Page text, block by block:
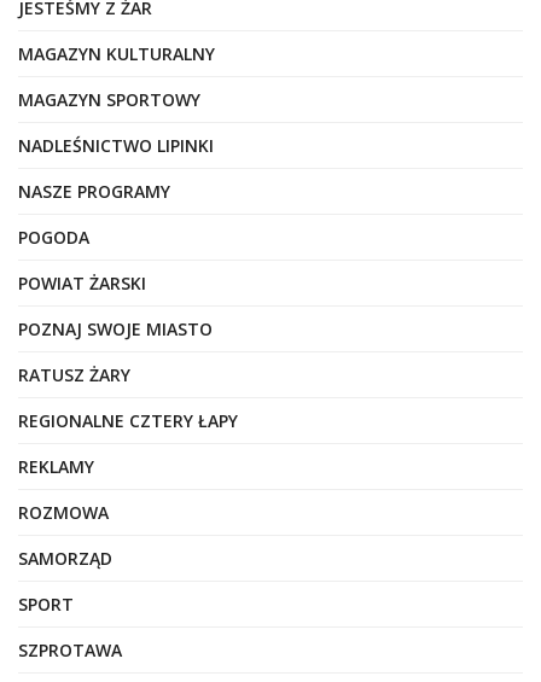
JESTEŚMY Z ŻAR
MAGAZYN KULTURALNY
MAGAZYN SPORTOWY
NADLEŚNICTWO LIPINKI
NASZE PROGRAMY
POGODA
POWIAT ŻARSKI
POZNAJ SWOJE MIASTO
RATUSZ ŻARY
REGIONALNE CZTERY ŁAPY
REKLAMY
ROZMOWA
SAMORZĄD
SPORT
SZPROTAWA